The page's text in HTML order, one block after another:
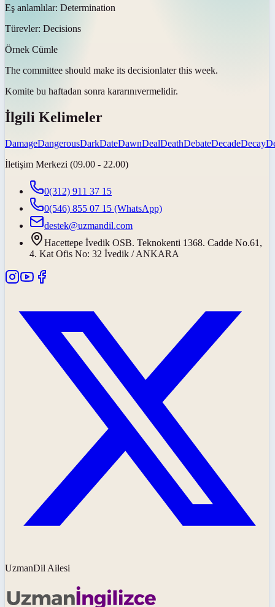
Eş anlamlılar: Determination
Türevler: Decisions
Örnek Cümle
The committee should make its decisionlater this week.
Komite bu haftadan sonra kararınıvermelidir.
İlgili Kelimeler
DamageDangerousDarkDateDawnDealDeathDebateDecadeDecay
İletişim Merkezi (09.00 - 22.00)
0(312) 911 37 15
0(546) 855 07 15 (WhatsApp)
destek@uzmandil.com
Hacettepe İvedik OSB. Teknokenti 1368. Cadde No.61,
4. Kat Ofis No: 32 İvedik / ANKARA
UzmanDil Ailesi